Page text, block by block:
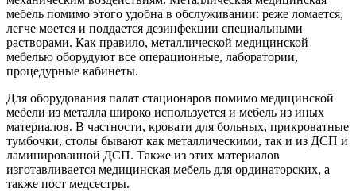
мебель помимо этого удобна в обслуживании: реже ломается,
легче моется и поддается дезинфекции специальными
растворами. Как правило, металлической медицинской
мебелью оборудуют все операционные, лаборатории,
процедурные кабинеты.
Для оборудования палат стационаров помимо медицинской
мебели из металла широко используется и мебель из иных
материалов. В частности, кровати для больных, прикроватные
тумбочки, столы бывают как металлическими, так и из ДСП и
ламинированной ДСП. Также из этих материалов
изготавливается медицинская мебель для ординаторских, а
также пост медсестры.